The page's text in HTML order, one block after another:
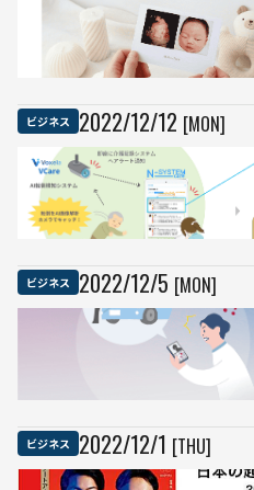
ビジネス 2022/12/12 [MON]
ビジネス 2022/12/5 [MON]
ビジネス 2022/12/1 [THU]